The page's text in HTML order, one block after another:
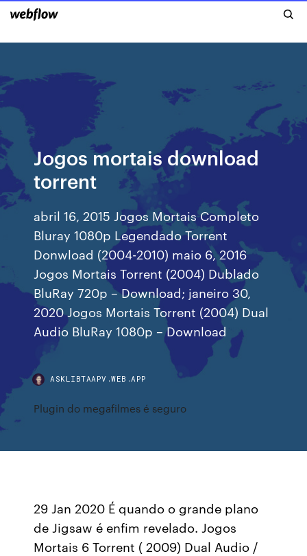
Jogos mortais download
torrent
abril 16, 2015 Jogos Mortais Completo
Bluray 1080p Legendado Torrent
Donwload (2004-2010) maio 6, 2016
Jogos Mortais Torrent (2004) Dublado
BluRay 720p – Download; janeiro 30,
2020 Jogos Mortais Torrent (2004) Dual
Audio BluRay 1080p – Download
ASKLIBTAAPV.WEB.APP
Plugin do megafilmes é seguro
29 Jan 2020 É quando o grande plano
de Jigsaw é enfim revelado. Jogos
Mortais 6 Torrent ( 2009) Dual Audio /